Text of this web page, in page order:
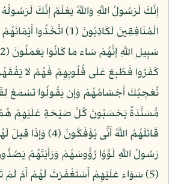
إِنَّكَ لَرَسُولُ اللَّهِ وَاللَّهُ يَعْلَمُ إِنَّكَ
الْمُنَافِقِينَ لَكَاذِبُونَ (1)
تُعْجِبُكَ أَجْسَامُهُمْ وَإِن يَقُولُوا تَسْمَعْ
مُّسَنَّدَةٌ يَحْسَبُونَ كُلَّ صَيْحَةٍ عَلَيْهِمْ
قَاتَلَهُمُ اللَّهُ أَنَّى
رَسُولُ اللَّهِ لَوَّوْا رُؤُوسَهُمْ وَرَأَيْتَهُمْ
(5) سَوَاء عَلَيْهِمْ أَسْتَغْفَرْتَ لَهُمْ أَمْ